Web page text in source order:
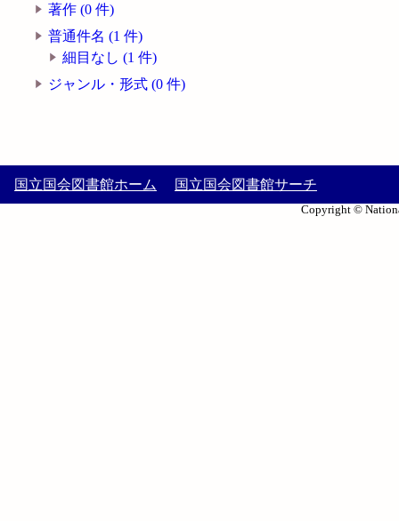
著作 (0 件)
普通件名 (1 件)
細目なし (1 件)
ジャンル・形式 (0 件)
国立国会図書館ホーム 国立国会図書館サーチ
Copyright ©